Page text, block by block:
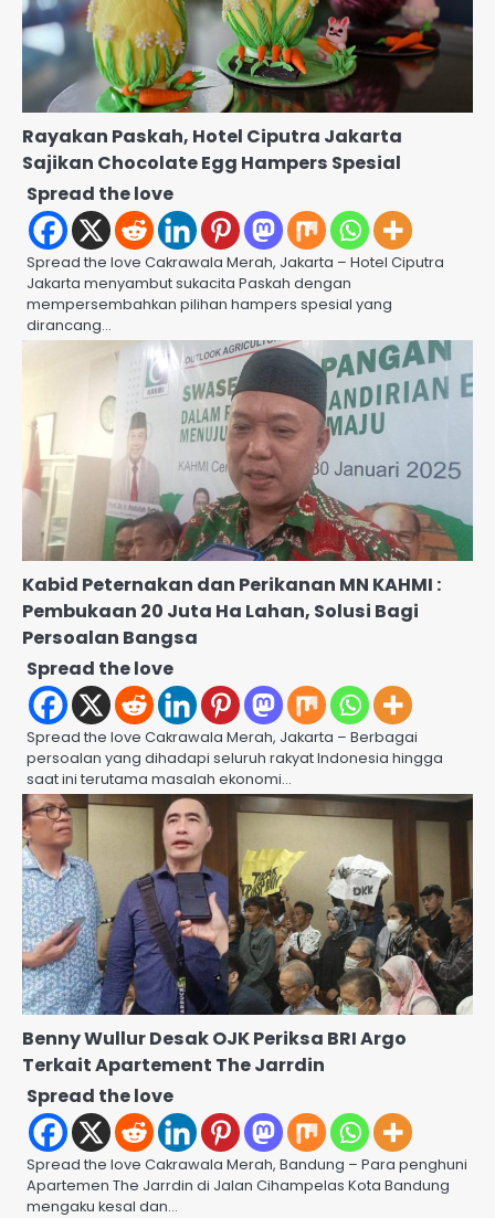
Rayakan Paskah, Hotel Ciputra Jakarta
Sajikan Chocolate Egg Hampers Spesial
Spread the love
Spread the love Cakrawala Merah, Jakarta – Hotel Ciputra
Jakarta menyambut sukacita Paskah dengan
mempersembahkan pilihan hampers spesial yang
dirancang…
Kabid Peternakan dan Perikanan MN KAHMI :
Pembukaan 20 Juta Ha Lahan, Solusi Bagi
Persoalan Bangsa
Spread the love
Spread the love Cakrawala Merah, Jakarta – Berbagai
persoalan yang dihadapi seluruh rakyat Indonesia hingga
saat ini terutama masalah ekonomi…
Benny Wullur Desak OJK Periksa BRI Argo
Terkait Apartement The Jarrdin
Spread the love
Spread the love Cakrawala Merah, Bandung – Para penghuni
Apartemen The Jarrdin di Jalan Cihampelas Kota Bandung
mengaku kesal dan…